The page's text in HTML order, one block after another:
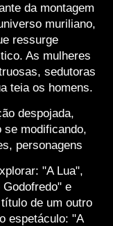
da montagem
muriliano,
ressurge
As mulheres
sedutoras
teia os homens.
despojada,
se modificando,
personagens
"A Lua",
e
de um outro
espetáculo: "A